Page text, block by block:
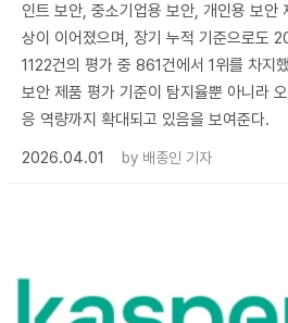
인트 보안, 중소기업용 보안, 개인용 보안
상이 이어졌으며, 장기 누적 기준으로도
1122건의 평가 중 861건에서 1위를 차지
보안 제품 평가 기준이 탐지율뿐 아니라
응 역량까지 확대되고 있음을 보여준다.
2026.04.01
by 배종인 기자